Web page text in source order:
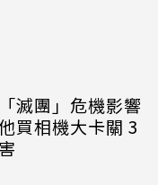
滅團」危機影響
買相機大卡關 3